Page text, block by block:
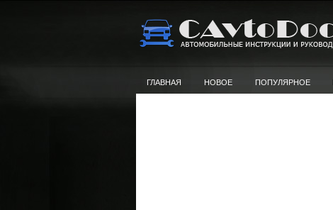
ГЛАВНАЯ НОВОЕ ПОПУЛЯРНОЕ